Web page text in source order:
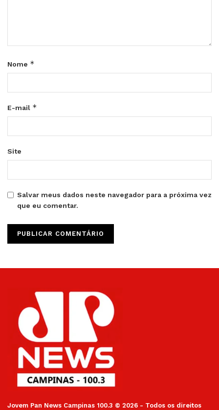
Nome *
E-mail *
Site
Salvar meus dados neste navegador para a próxima vez
que eu comentar.
Jovem Pan News Campinas 100.3 © 2026 - Todos os direitos